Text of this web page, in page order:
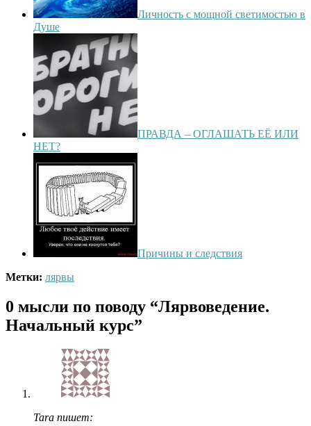
Личность с мощной светимостью в
Душе
ПРАВДА – ОГЛАШАТЬ ЕЁ ИЛИ
НЕТ?
Причины и следствия
Метки: лярвы
0 мысли по поводу “Лярвоведение.
Начальный курс”
Tara пишет: